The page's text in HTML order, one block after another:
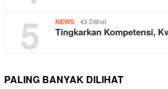
5 NEWS 43 Dilihat
Tingkarkan Kompetensi,
PALING BANYAK DILIHAT